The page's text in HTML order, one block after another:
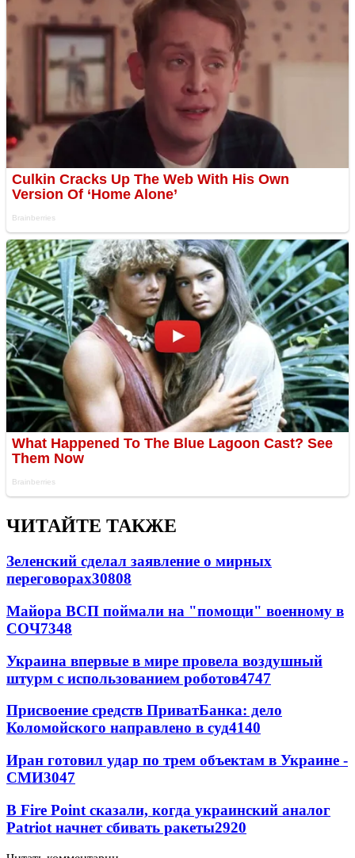
ЧИТАЙТЕ ТАКЖЕ
Зеленский сделал заявление о мирных
переговорах30808
Майора ВСП поймали на "помощи" военному в
СОЧ7348
Украина впервые в мире провела воздушный
штурм с использованием роботов4747
Присвоение средств ПриватБанка: дело
Коломойского направлено в суд4140
Иран готовил удар по трем объектам в Украине -
СМИ3047
В Fire Point сказали, когда украинский аналог
Patriot начнет сбивать ракеты2920